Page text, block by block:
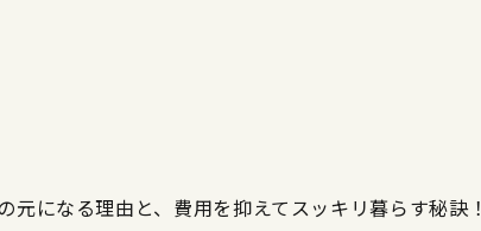
元になる理由と、費用を抑えてスッキリ暮らす秘訣！